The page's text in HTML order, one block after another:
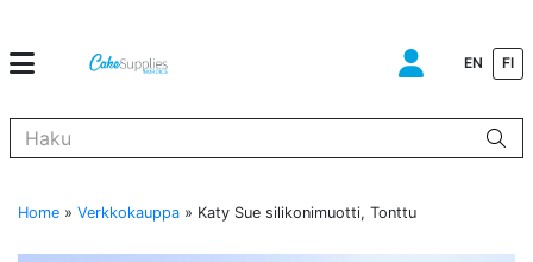
EN FI
Home » Verkkokauppa » Katy Sue silikonimuotti, Tonttu